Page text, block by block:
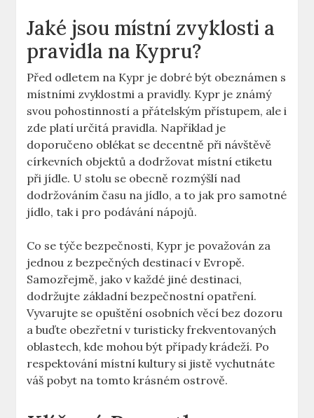
Jaké jsou místní zvyklosti a
pravidla na Kypru?
Před odletem na Kypr je dobré být obeznámen s
místními zvyklostmi a pravidly. Kypr je známý
svou pohostinností a přátelským přístupem, ale i
zde platí určitá pravidla. Například je
doporučeno oblékat se decentně při návštěvě
církevních objektů a dodržovat místní etiketu
při jídle. U stolu se obecně rozmýšlí nad
dodržováním času na jídlo, a to jak pro samotné
jídlo, tak i pro podávání nápojů.
Co se týče bezpečnosti, Kypr je považován za
jednou z bezpečných destinací v Evropě.
Samozřejmě, jako v každé jiné destinaci,
dodržujte základní bezpečnostní opatření.
Vyvarujte se opuštění osobních věcí bez dozoru
a buďte obezřetní v turisticky frekventovaných
oblastech, kde mohou být případy krádeží. Po
respektování místní kultury si jistě vychutnáte
váš pobyt na tomto krásném ostrově.